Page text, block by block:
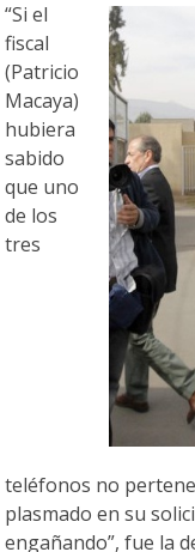
“Si el
fiscal
(Patricio
Macaya)
hubiera
sabido
que uno
de los
tres
teléfonos no
plasmado en su
engañando”, fue la